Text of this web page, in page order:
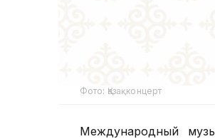
Фото: Қазақконцерт
Международный